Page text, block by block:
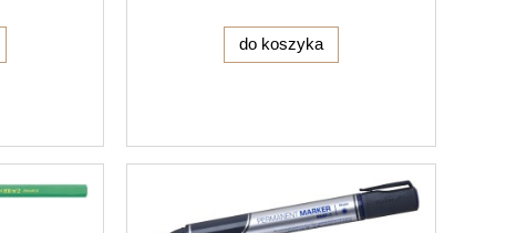
do koszyka